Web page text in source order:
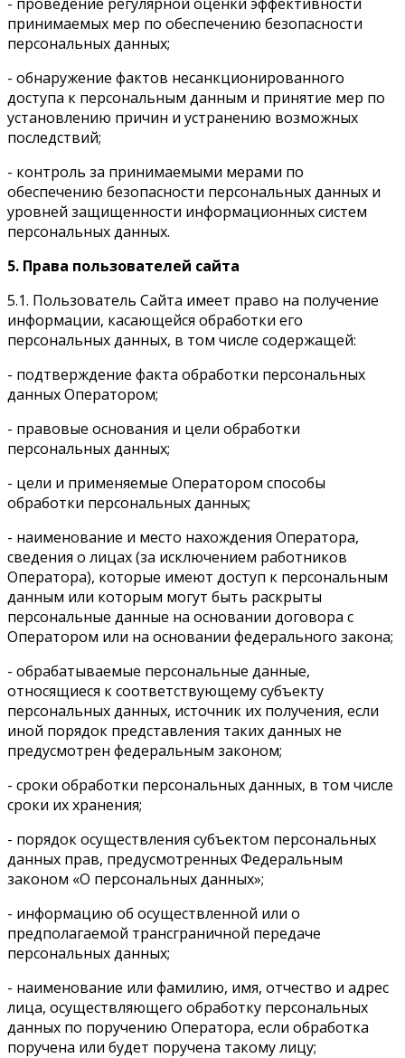
принимаемых мер по обеспечению безопасности
персональных данных;
- обнаружение фактов несанкционированного
доступа к персональным данным и принятие мер по
установлению причин и устранению возможных
последствий;
- контроль за принимаемыми мерами по
обеспечению безопасности персональных данных и
уровней защищенности информационных систем
персональных данных.
5. Права пользователей сайта
5.1. Пользователь Сайта имеет право на получение
информации, касающейся обработки его
персональных данных, в том числе содержащей:
- подтверждение факта обработки персональных
данных Оператором;
- правовые основания и цели обработки
персональных данных;
- цели и применяемые Оператором способы
обработки персональных данных;
- наименование и место нахождения Оператора,
сведения о лицах (за исключением работников
Оператора), которые имеют доступ к персональным
данным или которым могут быть раскрыты
персональные данные на основании договора с
Оператором или на основании федерального закона;
- обрабатываемые персональные данные,
относящиеся к соответствующему субъекту
персональных данных, источник их получения, если
иной порядок представления таких данных не
предусмотрен федеральным законом;
- сроки обработки персональных данных, в том числе
сроки их хранения;
- порядок осуществления субъектом персональных
данных прав, предусмотренных Федеральным
законом «О персональных данных»;
- информацию об осуществленной или о
предполагаемой трансграничной передаче
персональных данных;
- наименование или фамилию, имя, отчество и адрес
лица, осуществляющего обработку персональных
данных по поручению Оператора, если обработка
поручена или будет поручена такому лицу;